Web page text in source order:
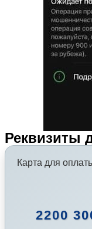
Реквизиты
Карта для
2200